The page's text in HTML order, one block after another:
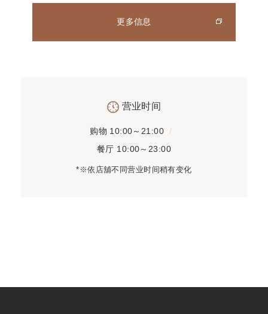
更多信息
营业时间
购物 10:00～21:00
餐厅 10:00～23:00
*※依店舖不同营业时间稍有变化